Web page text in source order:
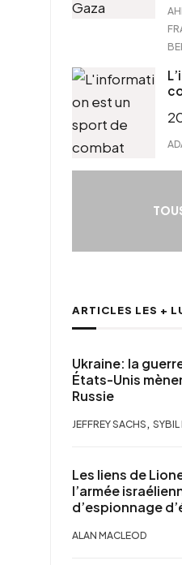
ARTICLES LES +
Ukraine: la
États-Unis
Russie
JEFFREY SACHS , SYBIL
Les liens de
l’armée
d’espionnage
ALAN MACLEOD